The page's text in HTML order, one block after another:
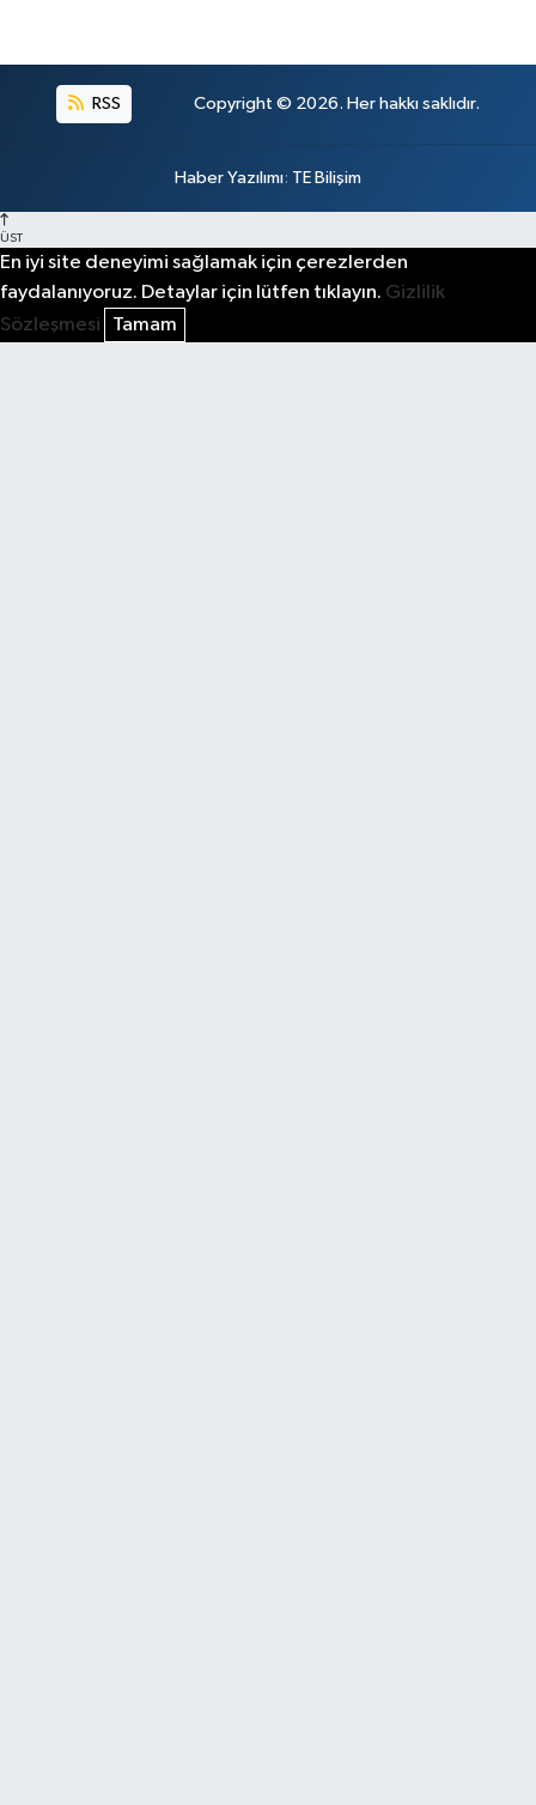
RSS Copyright © 2026. Her hakkı saklıdır.
Haber Yazılımı: TE Bilişim
ÜST
En iyi site deneyimi sağlamak için çerezlerden
faydalanıyoruz. Detaylar için lütfen tıklayın. Gizlilik
Sözleşmesi
Tamam